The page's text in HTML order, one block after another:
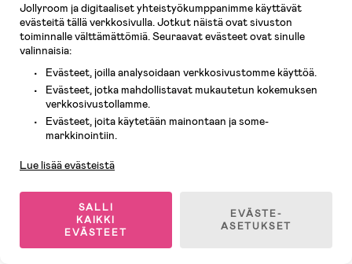
(1)
Disney Stitch Reppu 10L, Bright
23,90 €
Ovh: 31,90 €
(0)
K-Pop Demon Hunters Laptop
Reppu 17L, Huntr/X
26,90 €
-23%
Jollyroom ja digitaaliset yhteistyökumppanimme käyttävät
evästeitä tällä verkkosivulla. Jotkut näistä ovat sivuston
toiminnalle välttämättömiä. Seuraavat evästeet ovat sinulle
valinnaisia:
Evästeet, joilla analysoidaan verkkosivustomme käyttöä.
Evästeet, jotka mahdollistavat mukautetun kokemuksen
verkkosivustollamme.
Evästeet, joita käytetään mainontaan ja some-
markkinointiin.
Lue lisää evästeistä
SALLI
KAIKKI
EVÄSTEET
EVÄSTE-
ASETUKSET